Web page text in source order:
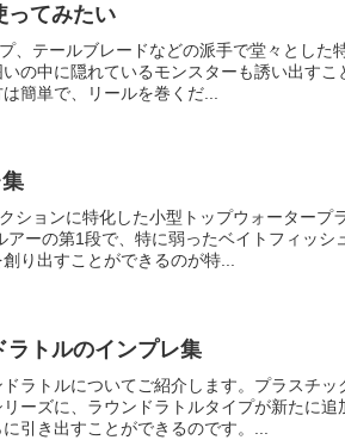
ってみたい
、テールブレードなどの派手で堂々とした
の中に隠れているモンスターも誘い出すこ
簡単で、リールを巻くだ...
ションに特化した小型トップウォータープ
ーの第1段で、特に弱ったベイトフィッシ
り出すことができるのが特...
ラトルのインプレ集
ラトルについてご紹介します。プラスチッ
ーズに、ラウンドラトルタイプが新たに追
引き出すことができるのです。...